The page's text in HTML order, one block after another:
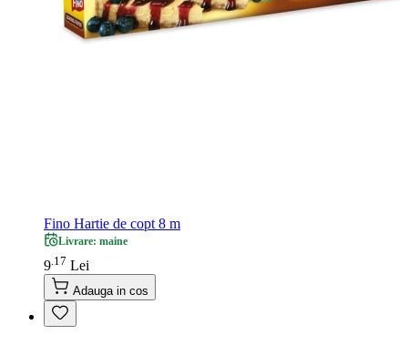
Fino Hartie de copt 8 m
Livrare: maine
9 17 Lei
Adauga in cos